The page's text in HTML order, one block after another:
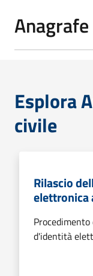
Esplora
civile
Rilascio
elettronica
d'identità